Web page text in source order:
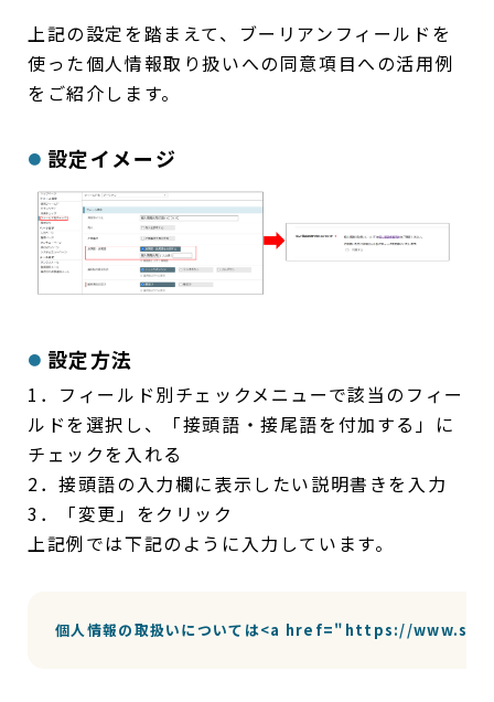
上記の設定を踏まえて、ブーリアンフィールドを
使った個人情報取り扱いへの同意項目への活用例
をご紹介します。
設定イメージ
設定方法
1．フィールド別チェックメニューで該当のフィー
ルドを選択し、「接頭語・接尾語を付加する」に
チェックを入れる
2．接頭語の入力欄に表示したい説明書きを入力
3．「変更」をクリック
上記例では下記のように入力しています。
個人情報の取扱いについては<a href="https://